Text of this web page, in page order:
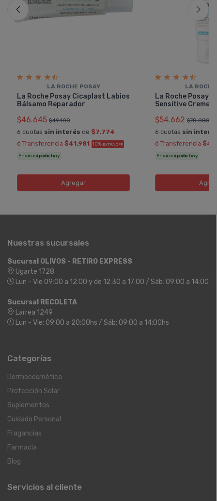
LA ROCHE POSAY
La Roche Posay Cicaplast Labios
Bálsamo Reparador
$46.645 $49.100
6 cuotas sin interés de $7.774
ó Transferencia $41.981 10% EXTRA OFF
Envío rápido hoy
Agregar
LA
La Roche Posay
Sensitive Creme
$54.662 $78.088
6 cuotas sin
ó Transferencia
Envío rápido hoy
Nuestras sucursales
Sucursal OLIVOS - RETIRO EXPRESS
Ugarte 1728
Lun - Vie 09:00 a 12:00 y de 12:30 a 17:00 / Sáb: 09:00 a 14:00
Sucursal RECOLETA
Larrea 1249
Lun - Vie: 09:00 a 20:00hs / Sáb: 09:00 a 14:00hs
Categorías
Dermocosmética
Protección Solar
Suplementos
Cuidado Personal
Fragancias
Farmacia
Blog
Servicios al cliente